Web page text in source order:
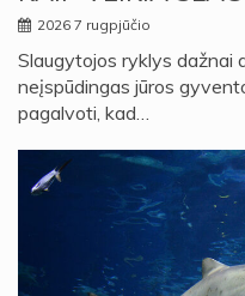
2026 7 rugpjūčio
Slaugytojos ryklys dažnai
neįspūdingas jūros
pagalvoti, kad…